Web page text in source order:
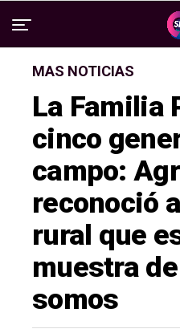
MAS NOTICIAS
La Familia
cinco
campo:
reconoció
rural que
muestra
somos